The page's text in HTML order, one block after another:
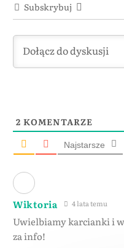
Subskrybuj
2 KOMENTARZE
Najstarsze
Wiktoria 4 lata temu
Uwielbiamy karcianki i
za info!